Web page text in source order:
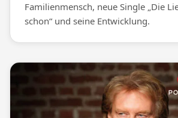
Familienmensch, neue Single „Die
schon“ und seine Entwicklung.